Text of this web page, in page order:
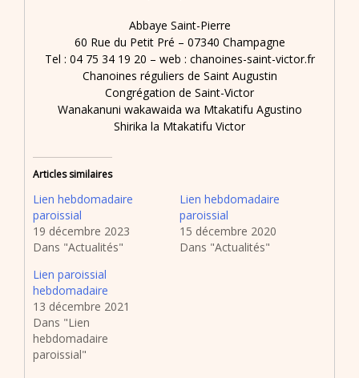
Abbaye Saint-Pierre
60 Rue du Petit Pré – 07340 Champagne
Tel : 04 75 34 19 20 – web : chanoines-saint-victor.fr
Chanoines réguliers de Saint Augustin
Congrégation de Saint-Victor
Wanakanuni wakawaida wa Mtakatifu Agustino
Shirika la Mtakatifu Victor
Articles similaires
Lien hebdomadaire
paroissial
19 décembre 2023
Dans "Actualités"
Lien hebdomadaire
paroissial
15 décembre 2020
Dans "Actualités"
Lien paroissial
hebdomadaire
13 décembre 2021
Dans "Lien
hebdomadaire
paroissial"